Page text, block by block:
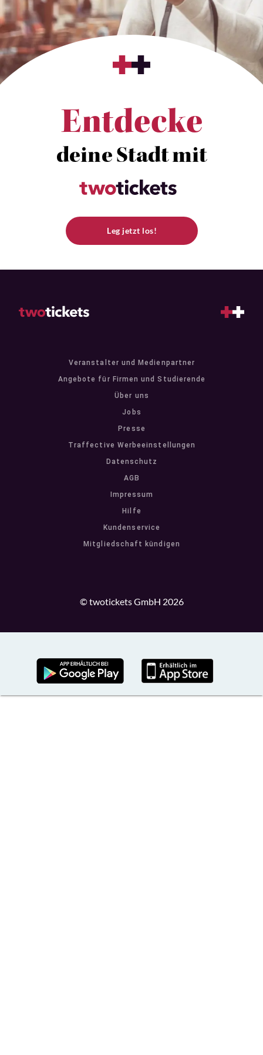
Entdecke
deine Stadt mit
Leg jetzt los!
Veranstalter und Medienpartner
Angebote für Firmen und Studierende
Über uns
Jobs
Presse
Traffective Werbeeinstellungen
Datenschutz
AGB
Impressum
Hilfe
Kundenservice
Mitgliedschaft kündigen
© twotickets GmbH 2026